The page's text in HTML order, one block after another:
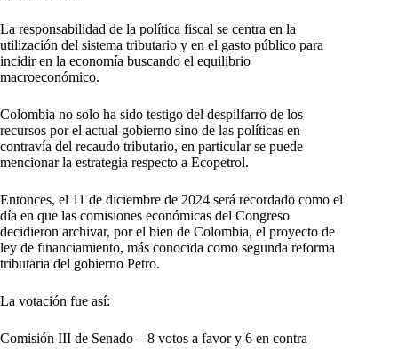
La responsabilidad de la política fiscal se centra en la
utilización del sistema tributario y en el gasto público para
incidir en la economía buscando el equilibrio
macroeconómico.
Colombia no solo ha sido testigo del despilfarro de los
recursos por el actual gobierno sino de las políticas en
contravía del recaudo tributario, en particular se puede
mencionar la estrategia respecto a Ecopetrol.
Entonces, el 11 de diciembre de 2024 será recordado como el
día en que las comisiones económicas del Congreso
decidieron archivar, por el bien de Colombia, el proyecto de
ley de financiamiento, más conocida como segunda reforma
tributaria del gobierno Petro.
La votación fue así:
Comisión III de Senado – 8 votos a favor y 6 en contra